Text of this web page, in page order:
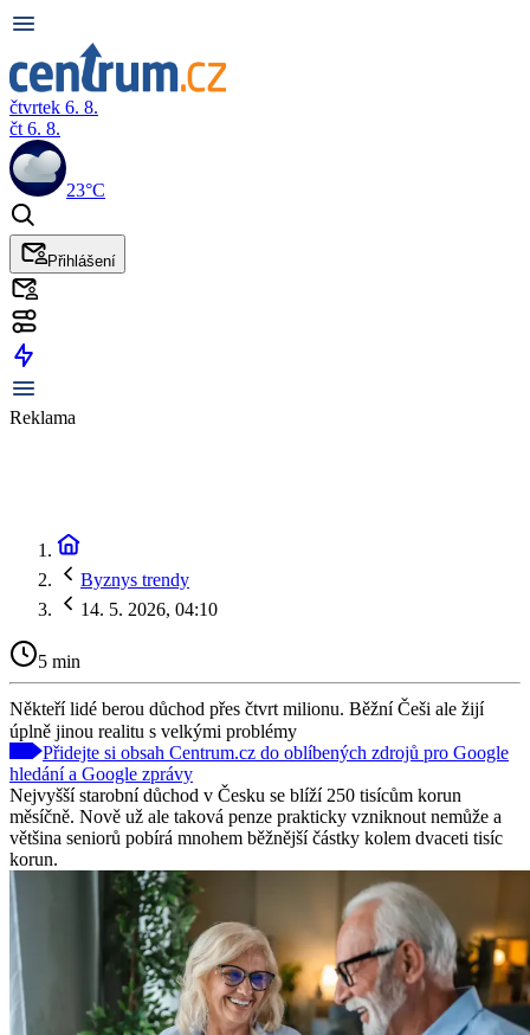
čtvrtek 6. 8.
čt 6. 8.
23°C
Přihlášení
Reklama
Byznys trendy
14. 5. 2026, 04:10
5 min
Někteří lidé berou důchod přes čtvrt milionu. Běžní Češi ale žijí
úplně jinou realitu s velkými problémy
Přidejte si obsah Centrum.cz do oblíbených zdrojů pro Google
hledání a Google zprávy
Nejvyšší starobní důchod v Česku se blíží 250 tisícům korun
měsíčně. Nově už ale taková penze prakticky vzniknout nemůže a
většina seniorů pobírá mnohem běžnější částky kolem dvaceti tisíc
korun.